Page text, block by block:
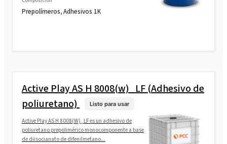
Prepolímeros, Adhesivos 1K
Active Play AS H 8008(w)_LF (Adhesivo de
poliuretano)
Listo para usar
Active Play AS H 8008(W)_LF es un adhesivo de
poliuretano prepolimérico monocomponente a base
de diisocianato de difenilmetano...